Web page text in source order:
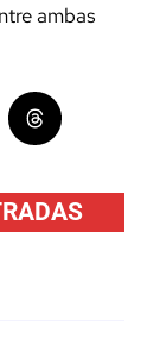
ambas